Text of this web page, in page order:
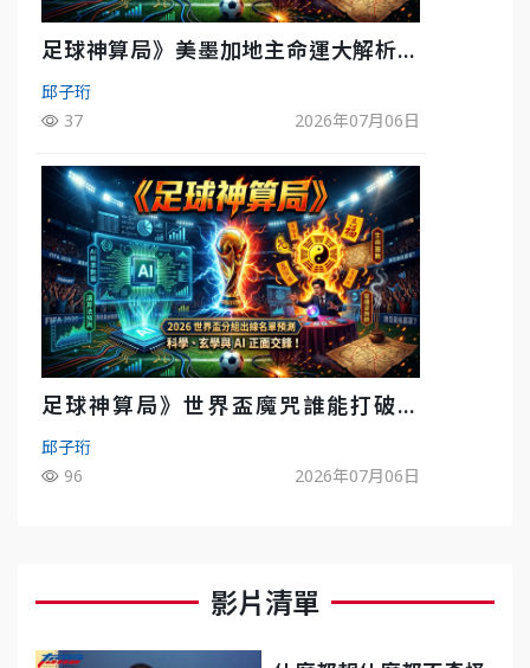
足球神算局》美墨加地主命運大解析
墨西哥獲數據與玄學雙點名
邱子珩
37
2026年07月06日
足球神算局》世界盃魔咒誰能打破？
AI、數據、塔羅齊開講 阿根廷連霸、
日本闖8強成焦點
邱子珩
96
2026年07月06日
影片清單